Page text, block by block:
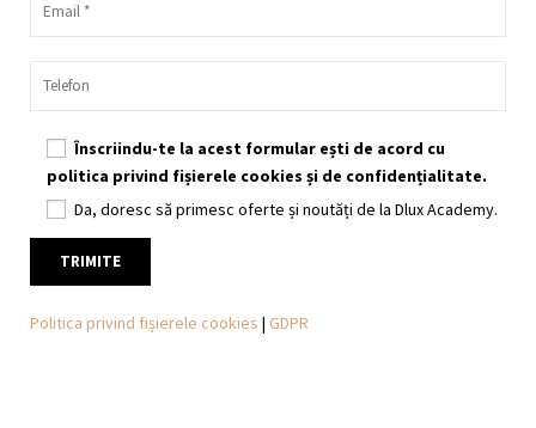
Înscriindu-te la acest formular ești de acord cu
politica privind fișierele cookies și de confidențialitate.
Da, doresc să primesc oferte și noutăți de la Dlux Academy.
Politica privind fișierele cookies | GDPR